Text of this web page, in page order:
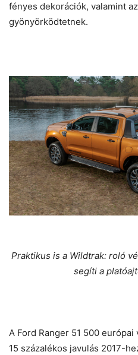
fényes dekorációk, valamint
gyönyörködtetnek.
Praktikus is a Wildtrak: roló
segíti a
A Ford Ranger 51 500
15 százalékos javulás 2017-